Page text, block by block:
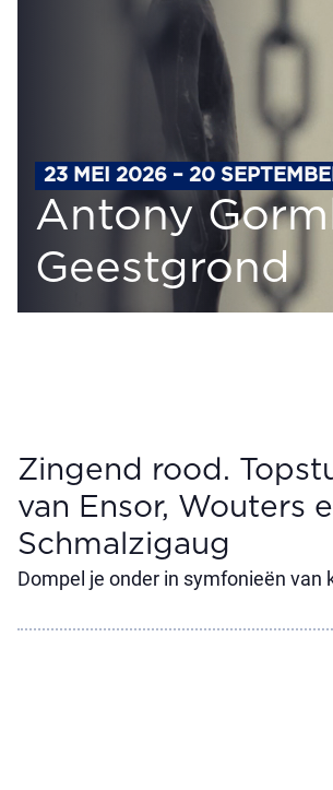
23 MEI 2026 – 20
Antony
Geestgrond
Zingend rood.
van Ensor, Wouters
Schmalzigaug
Dompel je onder in symfonieën van